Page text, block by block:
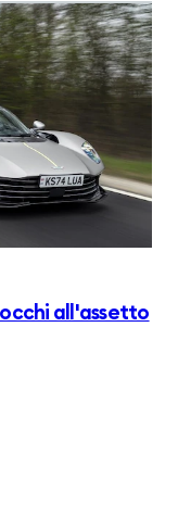
all'assetto